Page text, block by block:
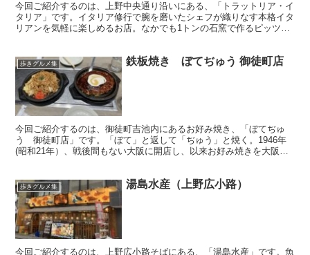
今回ご紹介するのは、上野中央通り沿いにある、「トラットリア・イ
タリア」です。イタリア修行で腕を磨いたシェフが織りなす本格イタ
リアンを気軽に楽しめるお店。なかでも1トンの石窯で作るピッツァ
歩きグルメ集 鉄板焼き ぼてぢゅう 御徒町店
今回ご紹介するのは、御徒町吉池内にあるお好み焼き、「ぼてぢゅ
う 御徒町店」です。「ぼて」と返して「ぢゅう」と焼く。1946年
(昭和21年）、戦後間もない大阪に開店し、以来お好み焼きを大阪文
歩きグルメ集 湯島水産（上野広小路）
今回ご紹介するのは、上野広小路そばにある、「湯島水産」です。魚